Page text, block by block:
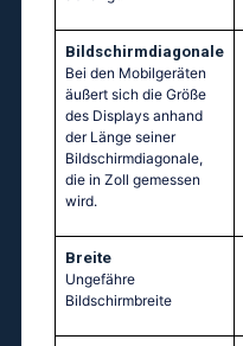
Bildschirmdiagonale
Bei den Mobilgeräten
äußert sich die Größe
des Displays anhand
der Länge seiner
Bildschirmdiagonale,
die in Zoll gemessen
wird.
Breite
Ungefähre
Bildschirmbreite